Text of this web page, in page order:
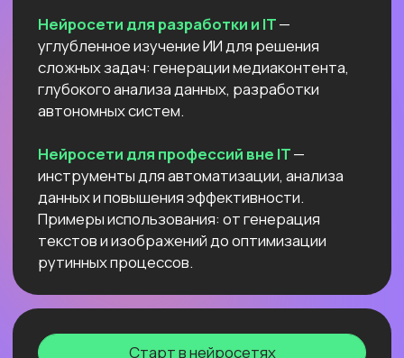
ОТКРЫТЫЙ УРОК
РОССИЙСКИЕ НЕЙРОСЕТИ:
ЛУЧШИЕ ОБНОВЛЕНИЯ
И НОВЫЕ ВОЗМОЖНОСТИ
Разберём
возможностиотечественных ИИ.
компьютереи не переживать
о безопасности данных и плохом
интернете
Узнать подробнее
ОНЛАЙН-ПРАКТИКУМ
визуального контента с 0, без бюджета